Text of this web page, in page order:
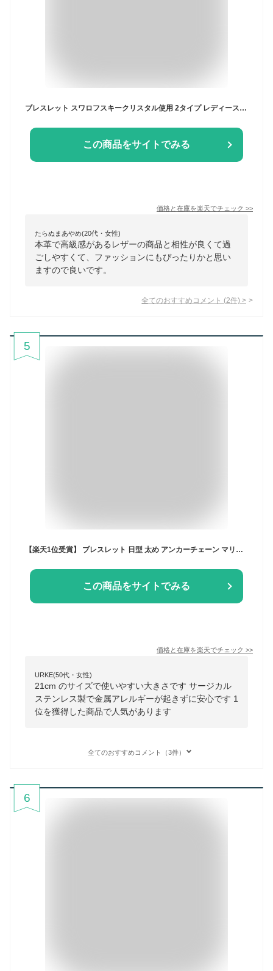
ブレスレット スワロフスキークリスタル使用 2タイプ レディース 2連ブレスレット 揺れる ジュエリー アクセサリ 本革 レザー 牛革 パーティー プレゼント white day 式 日々の定番 入学 卒園 母の日
この商品をサイトでみる
価格と在庫を楽天でチェック >>
たらぬまあやめ(20代・女性)
本革で高級感があるレザーの商品と相性が良くて過
ごしやすくて、ファッションにもぴったりかと思い
ますので良いです。
全てのおすすめコメント (2件) >
5
【楽天1位受賞】 ブレスレット 日型 太め アンカーチェーン マリーナチェーン 21cm サージカルステンレス ステンレス ニッケルフリー アクセサリー 金属アレルギー対応 ブレスレット シルバー ゴールド ピンクゴールド k18 仕上 レディース シンプル ジュエリー kikiya
この商品をサイトでみる
価格と在庫を楽天でチェック >>
URKE(50代・女性)
21cm のサイズで使いやすい大きさです サージカル
ステンレス製で金属アレルギーが起きずに安心です 1
位を獲得した商品で人気があります
全てのおすすめコメント（3件）
6